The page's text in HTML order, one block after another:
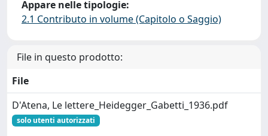
Appare nelle tipologie:
2.1 Contributo in volume (Capitolo o Saggio)
File in questo prodotto:
File
D'Atena, Le lettere_Heidegger_Gabetti_1936.pdf
solo utenti autorizzati